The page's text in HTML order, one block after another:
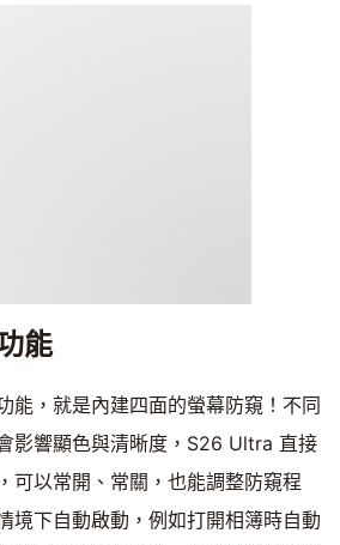
能
能，就是內建四面的螢幕防窺！不同
影響顯色與清晰度，S26 Ultra 直接
可以常開、常關，也能調整防窺程
境下自動啟動，例如打開相簿時自動